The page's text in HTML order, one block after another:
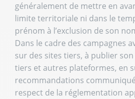
généralement de mettre en
limite territoriale ni dans le
prénom à l’exclusion de son
Dans le cadre des campagnes
sur des sites tiers, à publier
tiers et autres plateformes, en
recommandations
respect de la réglementation